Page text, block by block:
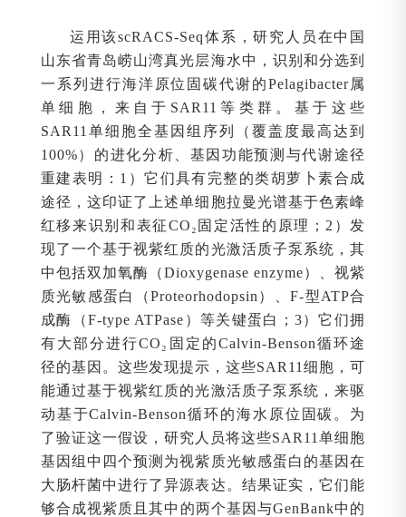
运用该scRACS-Seq体系，研究人员在中国
山东省青岛崂山湾真光层海水中，识别和分选到
一系列进行海洋原位固碳代谢的Pelagibacter属
单细胞，来自于SAR11等类群。基于这些
SAR11单细胞全基因组序列（覆盖度最高达到
100%）的进化分析、基因功能预测与代谢途径
重建表明：1）它们具有完整的类胡萝卜素合成
途径，这印证了上述单细胞拉曼光谱基于色素峰
红移来识别和表征CO₂固定活性的原理；2）发
现了一个基于视紫红质的光激活质子泵系统，其
中包括双加氧酶（Dioxygenase enzyme）、视紫
质光敏感蛋白（Proteorhodopsin）、F-型ATP合
成酶（F-type ATPase）等关键蛋白；3）它们拥
有大部分进行CO₂固定的Calvin-Benson循环途
径的基因。这些发现提示，这些SAR11细胞，可
能通过基于视紫红质的光激活质子泵系统，来驱
动基于Calvin-Benson循环的海水原位固碳。为
了验证这一假设，研究人员将这些SAR11单细胞
基因组中四个预测为视紫质光敏感蛋白的基因在
大肠杆菌中进行了异源表达。结果证实，它们能
够合成视紫质且其中的两个基因与GenBank中的